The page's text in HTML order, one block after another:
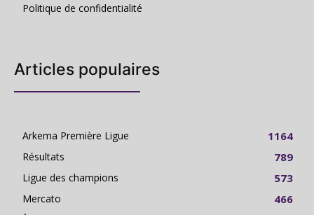
Politique de confidentialité
Articles populaires
Arkema Première Ligue 1164
Résultats 789
Ligue des champions 573
Mercato 466